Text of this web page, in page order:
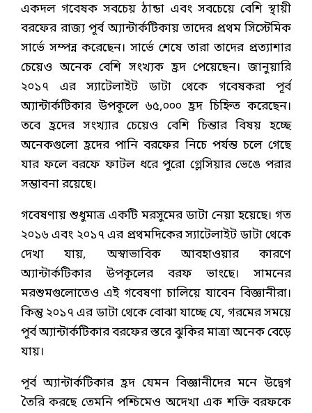
একদল গবেষক সবচেয় ঠান্ডা এবং সবচেয়ে বেশি স্থায়ী
বরফের রাজ্য পূর্ব অ্যান্টার্কটিকায় তাদের প্রথম সিস্টেমিক
সার্ভে সম্পন্ন করেছেন। সার্ভে শেষে তারা তাদের প্রত্যাশার
চেয়েও অনেক বেশি সংখ্যক হ্রদ পেয়েছেন। জানুয়ারি
২০১৭ এর স্যাটেলাইট ডাটা থেকে গবেষকরা পূর্ব
অ্যান্টার্কটিকার উপকূলে ৬৫,০০০ হ্রদ চিহ্নিত করেছেন।
তবে হ্রদের সংখ্যার চেয়েও বেশি চিন্তার বিষয় হচ্ছে
অনেকগুলো হ্রদের পানি বরফের নিচে পর্যন্ত চলে গেছে
যার ফলে বরফে ফাটল ধরে পুরো গ্লেসিয়ার ভেঙে পরার
সম্ভাবনা রয়েছে।
গবেষণায় শুধুমাত্র একটি মরসুমের ডাটা নেয়া হয়েছে। গত
২০১৬ এবং ২০১৭ এর প্রথমদিকের স্যাটেলাইট ডাটা থেকে
দেখা যায়, অস্বাভাবিক আবহাওয়ার কারণে
অ্যান্টার্কটিকার উপকূলের বরফ ভাংছে। সামনের
মরশুমগুলোতেও এই গবেষণা চালিয়ে যাবেন বিজ্ঞানীরা।
কিন্তু ২০১৭ এর ডাটা থেকে বোঝা যাচ্ছে যে, গরমের সময়ে
পূর্ব অ্যান্টার্কটিকার বরফের স্তরে ঝুকির মাত্রা অনেক বেড়ে
যায়।
পূর্ব অ্যান্টার্কটিকার হ্রদ যেমন বিজ্ঞানীদের মনে উদ্বেগ
তৈরি করছে তেমনি পশ্চিমেও অদেখা এক শক্তি বরফকে